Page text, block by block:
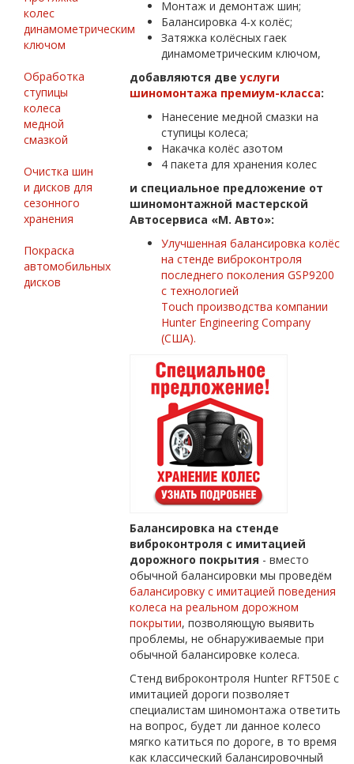
колес
динамометрическим
ключом
Обработка
ступицы
колеса
медной
смазкой
Очистка шин
и дисков для
сезонного
хранения
Покраска
автомобильных
дисков
Монтаж и демонтаж шин;
Балансировка 4-х колёс;
Затяжка колёсных гаек
динамометрическим ключом,
добавляются двеуслуги
шиномонтажа премиум-класса:
Нанесение медной смазки на
ступицы колеса;
Накачка колёс азотом
4 пакета для хранения колес
и специальное предложение от
шиномонтажной мастерской
Автосервиса «М. Авто»:
Улучшенная балансировка колёс
на стенде виброконтроля
последнего поколения GSP9200
c технологией
Touch производства компании
Hunter Engineering Company
(США).
Балансировка на стенде
виброконтроля с имитацией
дорожного покрытия - вместо
обычной балансировки мы проведём
балансировку с имитацией поведения
колеса на реальном дорожном
покрытии, позволяющую выявить
проблемы, не обнаруживаемые при
обычной балансировке колеса.
Cтенд виброконтроля Hunter RFT50E с
имитацией дороги позволяет
специалистам шиномонтажа ответить
на вопрос, будет ли данное колесо
мягко катиться по дороге, в то время
как классический балансировочный